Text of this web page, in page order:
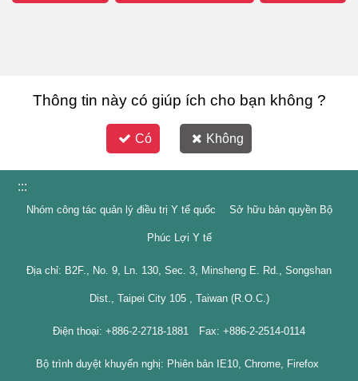
Thông tin này có giúp ích cho bạn không ?
Có Không
:::
Nhóm công tác quản lý điều trị Y tế quốc Sở hữu bản quyền Bộ
Phúc Lợi Y tế
Địa chỉ: B2F., No. 9, Ln. 130, Sec. 3, Minsheng E. Rd., Songshan
Dist., Taipei City 105 , Taiwan (R.O.C.)
Điện thoại: +886-2-2718-1881 Fax: +886-2-2514-0114
Bộ trình duyệt khuyến nghị: Phiên bản IE10, Chrome, Firefox